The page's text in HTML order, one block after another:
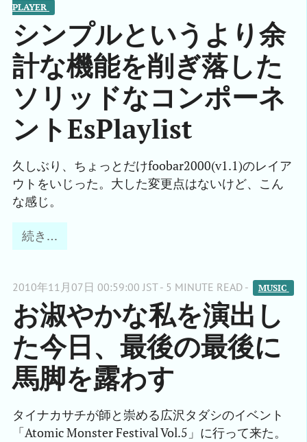
PLAYER
シンプルというより余
計な機能を削ぎ落した
ソリッドなコンポーネ
ントEsPlaylist
久しぶり、ちょっとだけfoobar2000(v1.1)のレイア
ウトをいじった。大した変更点はないけど、こん
な感じ。
続き…
2010年11月07日 00:59:00 JST - 5 MINUTE READ - MUSIC
お淑やかな私を演出し
た今日、最後の最後に
馬脚を露わす
タイナカサチが師と崇める広沢タダシのイベント
「Atomic Monster Festival Vol.5」に行って来た。